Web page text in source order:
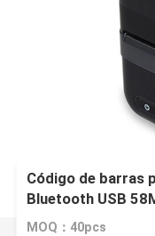
Código de barras
Bluetooth USB
MOQ：40pcs